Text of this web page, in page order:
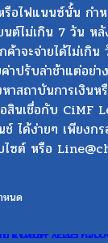
อไฟแนนซ์นั้น กำ
ต์ไม่เกิน 7 วัน ห
าจะจ่ายได้ไม่เกิน
าปรับล่าช้าแต่อย่า
สถาบันการเงินห
สินเชื่อกับ CiMF
ได้ง่ายๆ เพียงก
ไซต์ หรือ
หนด